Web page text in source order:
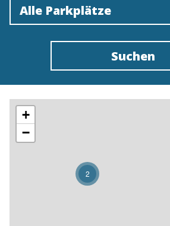
Alle Parkplätze
2
+
−